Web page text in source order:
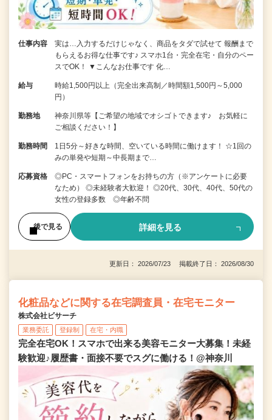
仕事内容
実は…入力するだけじゃなく、商品をタダで試せて 報酬まで
もらえるお得な仕事です♪ スマホ1台・完全在宅・自分のペー
スでOK！ ▼こんなお仕事です 化…
給与
時給1,500円以上（完全出来高制／時間額1,500円～5,000
円）
勤務地
神奈川県等【ご希望の地域でオシゴトできます♪ お気軽に
ご相談ください！】
勤務時間
1日5分～好きな時間、空いている時間に働けます！ ☆1回の
みの単発や短期～中長期まで…
応募資格
◎PC・スマートフォンをお持ちの方（※アンケートに必要
なため） ◎未経験者大歓迎！ ◎20代、30代、40代、50代の
女性の登録多数 ◎年齢不問
後で見る 詳細を見る
更新日： 2026/07/23 掲載終了日： 2026/08/30
化粧品などに関する在宅調査員・在宅モニター
株式会社ビサーチ
業務委託 登録制 在宅・内職
完全在宅OK！スマホで出来る美容モニター大募集！未経
験歓迎♪履歴書・面接不要でスグに働ける！@神奈川